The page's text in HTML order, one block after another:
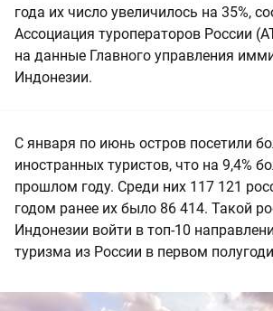
года их число увеличилось на 35%,
Ассоциация туроператоров России
на данные Главного управления
Индонезии.
С января по июнь остров посетили
иностранных туристов, что на 9,4%
прошлом году. Среди них 117 121
годом ранее их было 86 414. Такой
Индонезии войти в топ-10
туризма из России в первом